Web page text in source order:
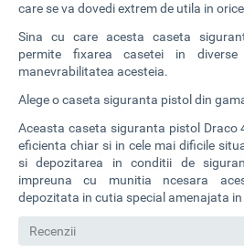
care se va dovedi extrem de utila in
Sina cu care acesta caseta
permite fixarea casetei in
manevrabilitatea acesteia.
Alege o caseta siguranta pistol din
Aceasta caseta siguranta pistol Draco
eficienta chiar si in cele mai dificile
si depozitarea in conditii de
impreuna cu munitia ncesara
depozitata in cutia special amenajata
Recenzii